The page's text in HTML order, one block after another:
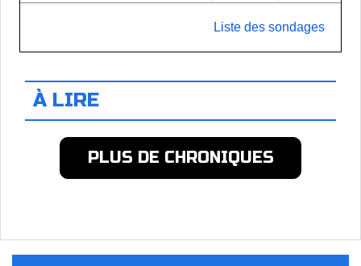
Liste des sondages
À LIRE
PLUS DE CHRONIQUES